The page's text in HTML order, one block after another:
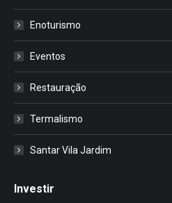
Enoturismo
Eventos
Restauração
Termalismo
Santar Vila Jardim
Investir